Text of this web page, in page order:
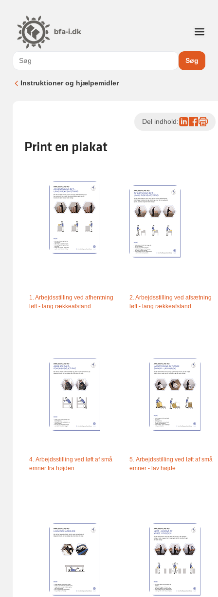
Søg
Instruktioner og hjælpemidler
Print en plakat
Del indhold:
1. Arbejdsstilling ved afhentning
løft - lang rækkeafstand
2. Arbejdsstilling ved afsætning
løft - lang rækkeafstand
4. Arbejdsstilling ved løft af små
emner fra højden
5. Arbejdsstilling ved løft af små
emner - lav højde